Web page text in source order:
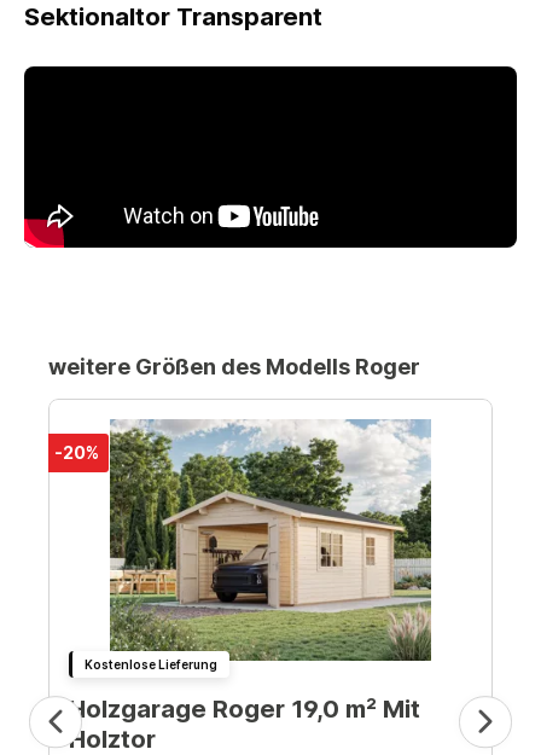
Sektionaltor Transparent
weitere Größen des Modells Roger
-20%
Kostenlose Lieferung
Holzgarage Roger 19,0 m² Mit
Holztor